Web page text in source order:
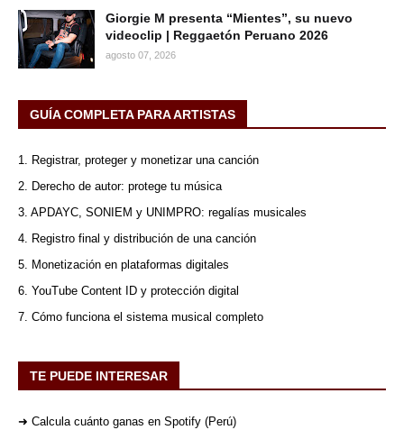
Giorgie M presenta “Mientes”, su nuevo
videoclip | Reggaetón Peruano 2026
agosto 07, 2026
GUÍA COMPLETA PARA ARTISTAS
1. Registrar, proteger y monetizar una canción
2. Derecho de autor: protege tu música
3. APDAYC, SONIEM y UNIMPRO: regalías musicales
4. Registro final y distribución de una canción
5. Monetización en plataformas digitales
6. YouTube Content ID y protección digital
7. Cómo funciona el sistema musical completo
TE PUEDE INTERESAR
➜ Calcula cuánto ganas en Spotify (Perú)